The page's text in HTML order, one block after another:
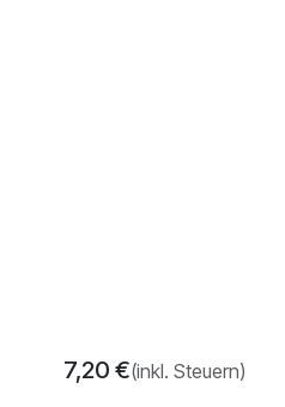
7,20 €(inkl. Steuern)